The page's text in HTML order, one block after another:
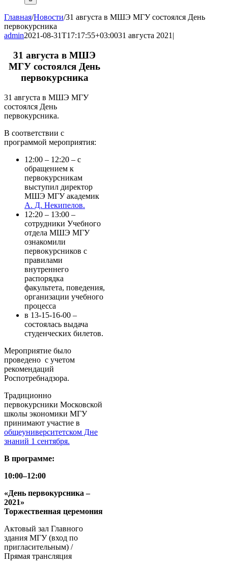
Главная/Новости/31 августа в МШЭ МГУ состоялся День
первокурсника
admin2021-08-31T17:17:55+03:0031 августа 2021|
31 августа в МШЭ
МГУ состоялся День
первокурсника
31 августа в МШЭ МГУ
состоялся День
первокурсника.
В соответствии с
программой мероприятия:
12:00 – 12:20 – с
обращением к
первокурсникам
выступил директор
МШЭ МГУ академик
А. Д. Некипелов.
12:20 – 13:00 –
сотрудники Учебного
отдела МШЭ МГУ
ознакомили
первокурсников с
правилами
внутреннего
распорядка
факультета, поведения,
организации учебного
процесса
в 13-15-16-00 –
состоялась выдача
студенческих билетов.
Мероприятие было
проведено с учетом
рекомендаций
Роспотребнадзора.
Традиционно
первокурсники Московской
школы экономики МГУ
принимают участие в
общеуниверситетском Дне
знаний 1 сентября.
В программе:
10:00–12:00
«День первокурсника –
2021»
Торжественная церемония
Актовый зал Главного
здания МГУ (вход по
пригласительным) /
Прямая трансляция